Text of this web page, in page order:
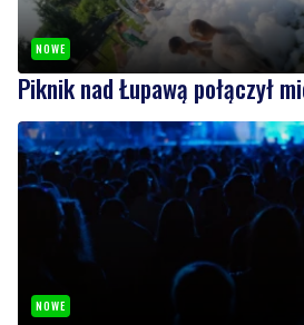
NOWE
Piknik nad Łupawą połączył
NOWE